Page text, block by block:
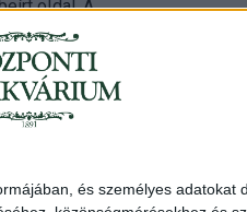
és személyes
Kelt:
Address
: